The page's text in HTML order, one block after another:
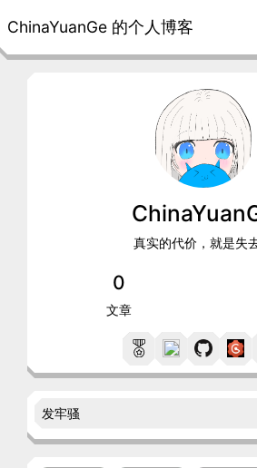
ChinaYuanGe 的个人博客
真实的代价，就是失去
0
文章